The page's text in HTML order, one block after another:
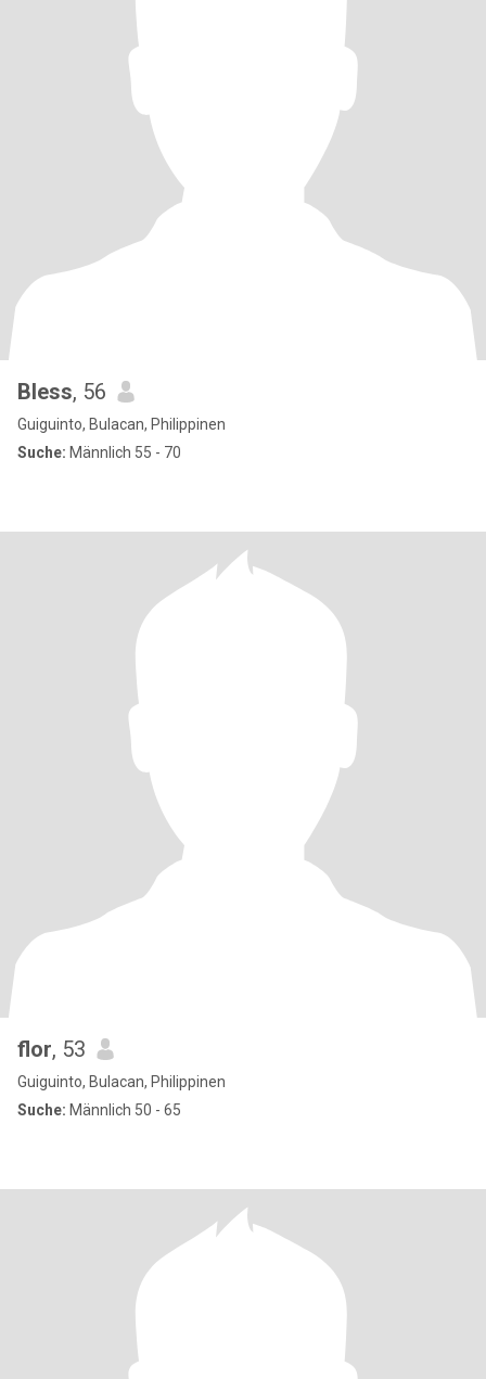
Bless, 56
Guiguinto, Bulacan, Philippinen
Suche: Männlich 55 - 70
flor, 53
Guiguinto, Bulacan, Philippinen
Suche: Männlich 50 - 65